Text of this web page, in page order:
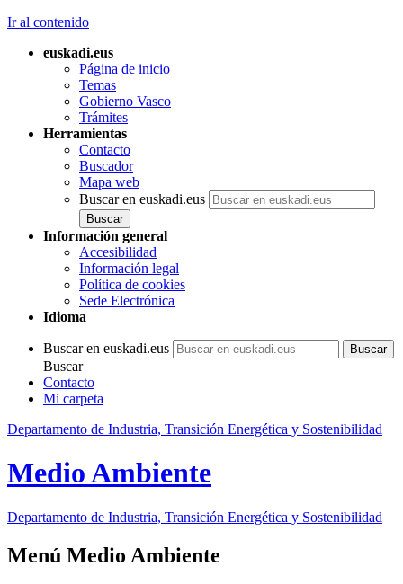
Ir al contenido
euskadi.eus
Página de inicio
Temas
Gobierno Vasco
Trámites
Herramientas
Contacto
Buscador
Mapa web
Buscar en euskadi.eus
Información general
Accesibilidad
Información legal
Política de cookies
Sede Electrónica
Idioma
Buscar en euskadi.eus
Buscar
Contacto
Mi carpeta
Departamento de Industria, Transición Energética y Sostenibilidad
Medio Ambiente
Departamento de Industria, Transición Energética y Sostenibilidad
Menú Medio Ambiente